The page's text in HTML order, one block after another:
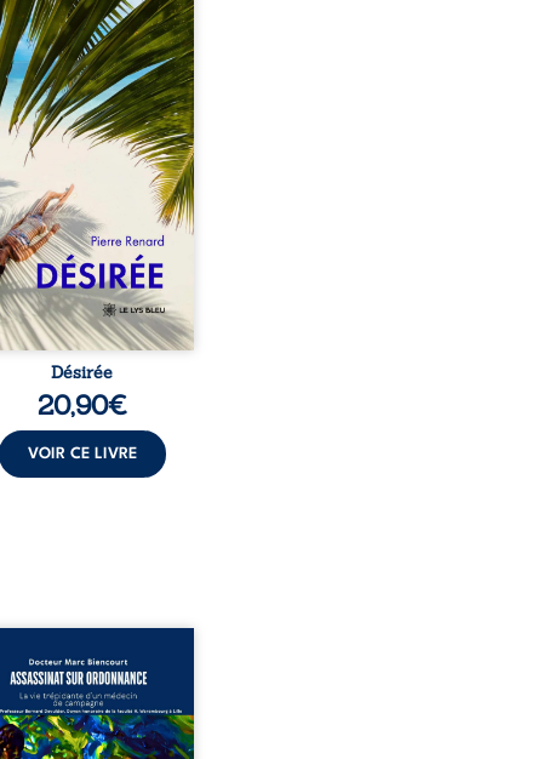
Pierre, jeune retraité,
qu’il est devenu une
femme métissée de
ans. À peine a-t-il
à apprivoiser ce
corps qu’Ange surgit
sa vie et fait vaciller
ses certitudes. Entre
est immédiate,
jusqu’à ce qu’un
familial fasse planer
: et s’ils étaient
demi-frère et ...
Désirée
20,90€
VOIR CE LIVRE
sur ordonnance –
trépidante d’un médecin
est la réédition
et actualisée du
du Docteur Marc